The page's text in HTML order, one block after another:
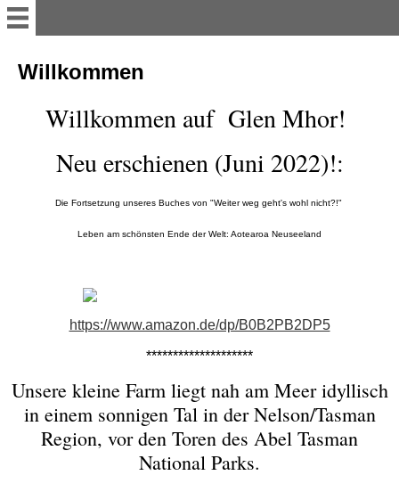
English
Welcome
Accommodation/Unit
Te Mamaku Project
Willkommen
Willkommen
Willkommen auf Glen Mhor!
Neu erschienen (Juni 2022)!:
Die Fortsetzung unseres Buches von "Weiter weg geht's wohl nicht?!"
Leben am schönsten Ende der Welt: Aotearoa Neuseeland
https://www.amazon.de/dp/B0B2PB2DP5
********************
Unsere kleine Farm liegt nah am Meer idyllisch
in einem sonnigen Tal in der Nelson/Tasman
Region, vor den Toren des Abel Tasman
National Parks.